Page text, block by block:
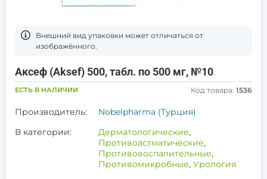
Bнешний вид упаковки может отличаться от
изображённого.
Аксеф (Aksef) 500, табл. по 500 мг, №10
ЕСТЬ В НАЛИЧИИ Код товара: 1536
Производитель:
Nobelpharma (Турция)
В категории:
Дерматологические,
Противоастматические,
Противовоспалительные,
Противомикробные, Урология